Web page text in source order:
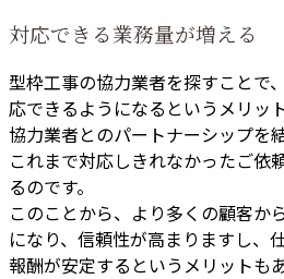
対応できる業務量が増える
型枠工事の協力業者を探すことで
応できるようになるというメリッ
協力業者とのパートナーシップを
これまで対応しきれなかったご依
るのです。
このことから、より多くの顧客か
になり、信頼性が高まりますし、
報酬が安定するというメリットもあ